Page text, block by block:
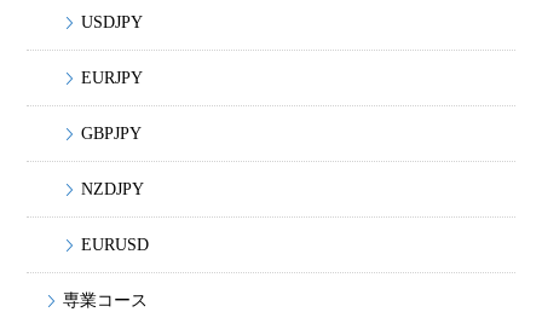
USDJPY
EURJPY
GBPJPY
NZDJPY
EURUSD
専業コース